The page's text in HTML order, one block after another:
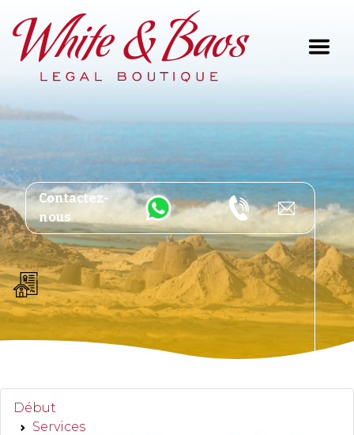
Main Navigation
Contactez-
nous
Début
Services